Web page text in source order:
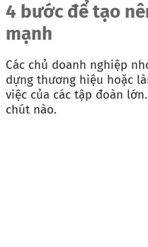
4 bước để tạo
mạnh
Các chủ doanh nghiệp
dựng thương hiệu hoặc
việc của các tập đoàn
chút nào.